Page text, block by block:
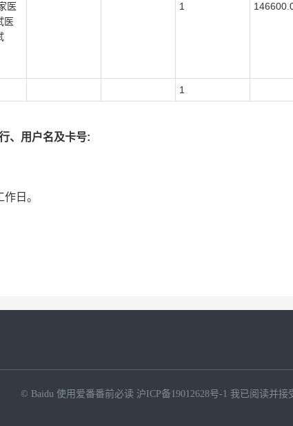
医
医
1
1
、用户名及卡号:
日。
© Baidu 使用爱番番前必读 沪ICP备19012628号-1 我已阅读并接